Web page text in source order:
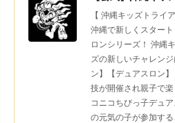
【 沖縄キッズトライ
沖縄で新しくスター
ロンシリーズ！ 沖縄
ズの新しいチャレン
ン】【デュアスロン
技が開催され親子で
コニコちびっ子デュ
の元気の子が参加す